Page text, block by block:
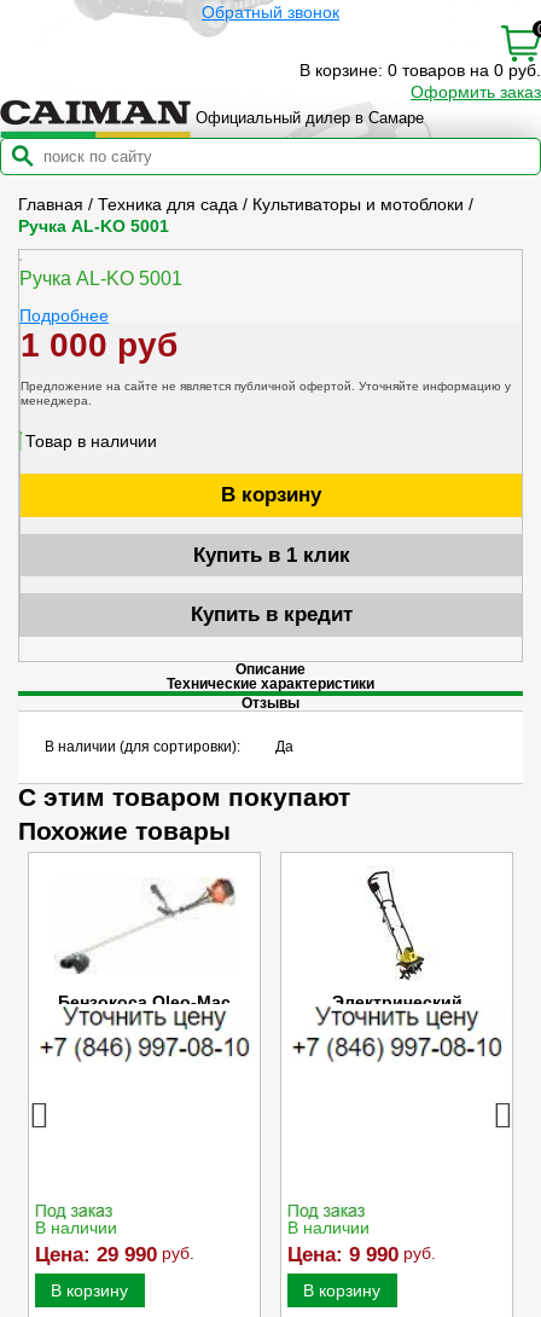
Обратный звонок
В корзине: 0 товаров на 0 руб.
Оформить заказ
Официальный дилер в Самаре
Главная / Техника для сада / Культиваторы и мотоблоки /
Ручка AL-KO 5001
Ручка AL-KO 5001
Подробнее
1 000 руб
Предложение на сайте не является публичной офертой. Уточняйте информацию у
менеджера.
Товар в наличии
В корзину
Купить в 1 клик
Купить в кредит
Описание
Технические характеристики
Отзывы
В наличии (для сортировки): Да
С этим товаром покупают
Похожие товары
Бензокоса Oleo-Mac
SPARTA 25
В наличии
Цена: 29 990 руб.
В корзину
Электрический
культиватор Champion
EC750
В наличии
Цена: 9 990 руб.
В корзину